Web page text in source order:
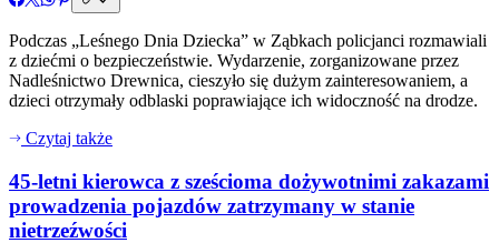
Podczas „Leśnego Dnia Dziecka” w Ząbkach policjanci rozmawiali
z dziećmi o bezpieczeństwie. Wydarzenie, zorganizowane przez
Nadleśnictwo Drewnica, cieszyło się dużym zainteresowaniem, a
dzieci otrzymały odblaski poprawiające ich widoczność na drodze.
Czytaj także
45-letni kierowca z sześcioma dożywotnimi zakazami
prowadzenia pojazdów zatrzymany w stanie
nietrzeźwości